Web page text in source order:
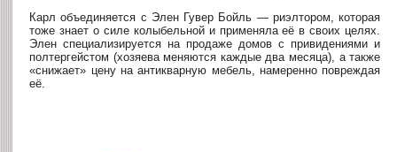
Карл объединяется с Элен Гувер Бойль — риэлтором, которая
тоже знает о силе колыбельной и применяла её в своих целях.
Элен специализируется на продаже домов с привидениями и
полтергейстом (хозяева меняются каждые два месяца), а также
«снижает» цену на антикварную мебель, намеренно повреждая
её.